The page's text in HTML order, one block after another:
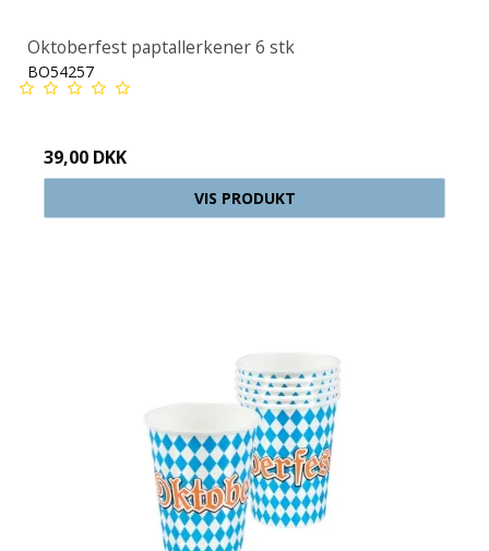
Oktoberfest paptallerkener 6 stk
BO54257
39,00 DKK
VIS PRODUKT